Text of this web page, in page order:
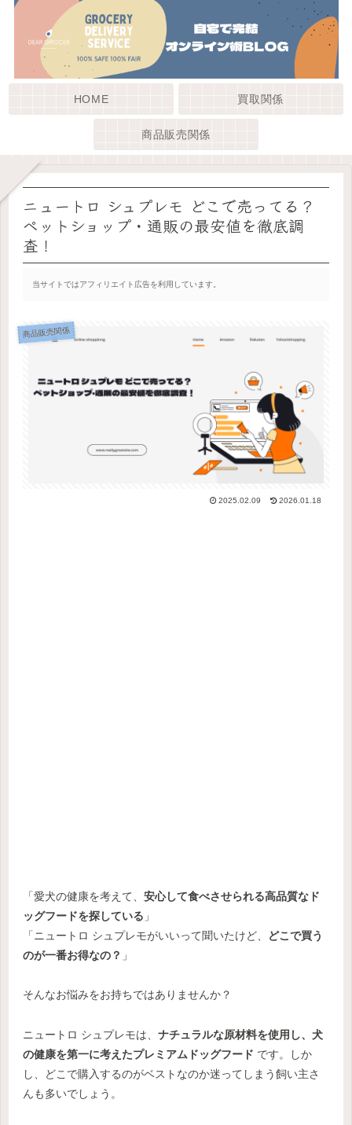
HOME 買取関係
商品販売関係
ニュートロ シュプレモ どこで売ってる？
ペットショップ・通販の最安値を徹底調
査！
当サイトではアフィリエイト広告を利用しています。
商品販売関係
2025.02.09 2026.01.18
「愛犬の健康を考えて、 安心して食べさせられる高品質なド
ッグフードを探している 」
「ニュートロ シュプレモがいいって聞いたけど、
どこで買う
のが一番お得なの？ 」
そんなお悩みをお持ちではありませんか？
ニュートロ シュプレモは、 ナチュラルな原材料を使用し、犬
の健康を第一に考えたプレミアムドッグフード です。しか
し、どこで購入するのがベストなのか迷ってしまう飼い主さ
んも多いでしょう。